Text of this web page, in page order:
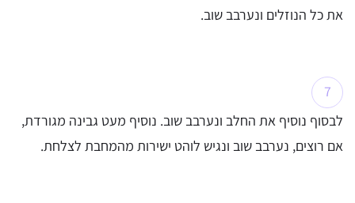
את כל הנוזלים ונערבב שוב.
לבסוף נוסיף את החלב ונערבב שוב. נוסיף מעט גבינה מגורדת,
אם רוצים, נערבב שוב ונגיש לוהט ישירות מהמחבת לצלחת.